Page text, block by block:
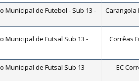
Municipal de Futebol - Sub 13 -
Carangola
Municipal de Futsal Sub 13 -
Corrêas
Municipal de Futsal Sub 13 -
EC